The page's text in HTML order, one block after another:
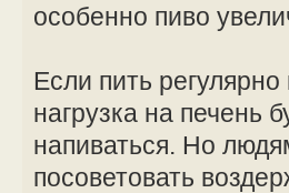
особенно пиво
Если пить
нагрузка на печень
напиваться. Но
посоветовать